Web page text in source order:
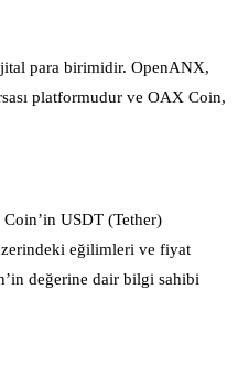
para birimidir. OpenANX,
platformudur ve OAX Coin,
USDT (Tether)
eğilimleri ve fiyat
değerine dair bilgi sahibi